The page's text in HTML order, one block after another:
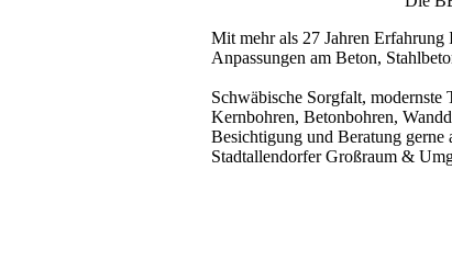
Mit mehr als 27 Jahren Erfahrung
Anpassungen am Beton,
Schwäbische Sorgfalt,
Kernbohren, Betonbohren,
Besichtigung und Beratung gerne
Stadtallendorfer Großraum &